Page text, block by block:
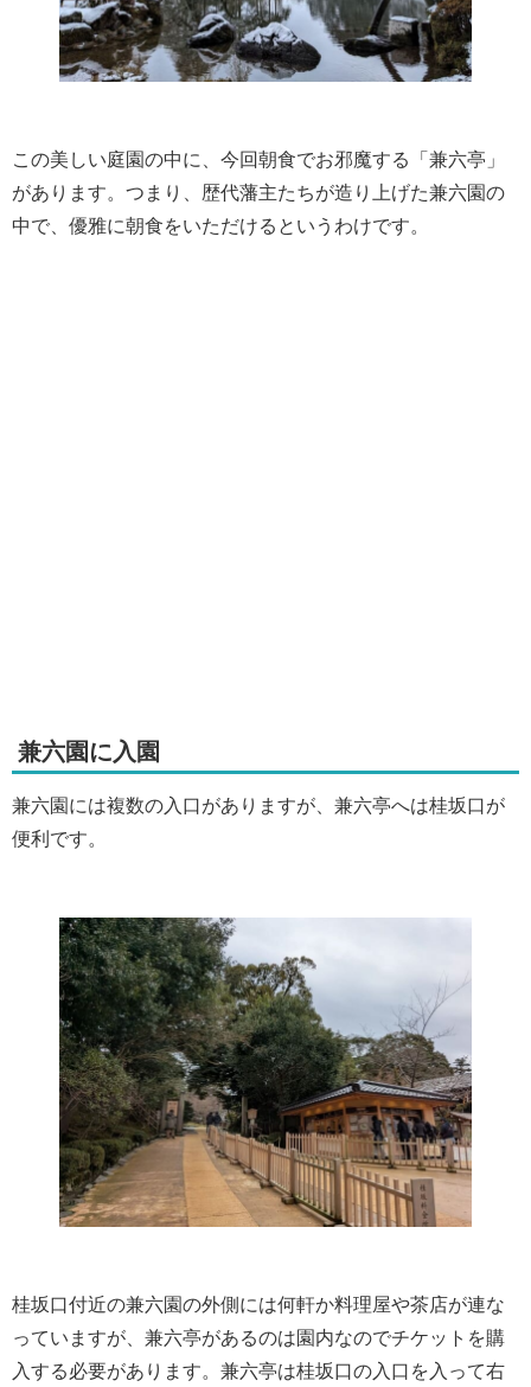
この美しい庭園の中に、今回朝食でお邪魔する「兼六亭」
があります。つまり、歴代藩主たちが造り上げた兼六園の
中で、優雅に朝食をいただけるというわけです。
兼六園に入園
兼六園には複数の入口がありますが、兼六亭へは桂坂口が
便利です。
桂坂口付近の兼六園の外側には何軒か料理屋や茶店が連な
っていますが、兼六亭があるのは園内なのでチケットを購
入する必要があります。兼六亭は桂坂口の入口を入って右